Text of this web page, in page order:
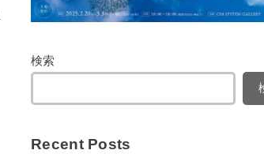
検索
Recent Posts